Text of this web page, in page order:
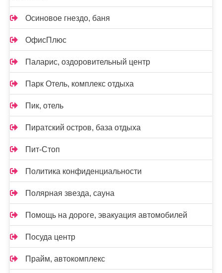
Осиновое гнездо, баня
ОфисПлюс
Паларис, оздоровительный центр
Парк Отель, комплекс отдыха
Пик, отель
Пиратский остров, база отдыха
Пит-Стоп
Политика конфиденциальности
Полярная звезда, сауна
Помощь на дороге, эвакуация автомобилей
Посуда центр
Прайм, автокомплекс